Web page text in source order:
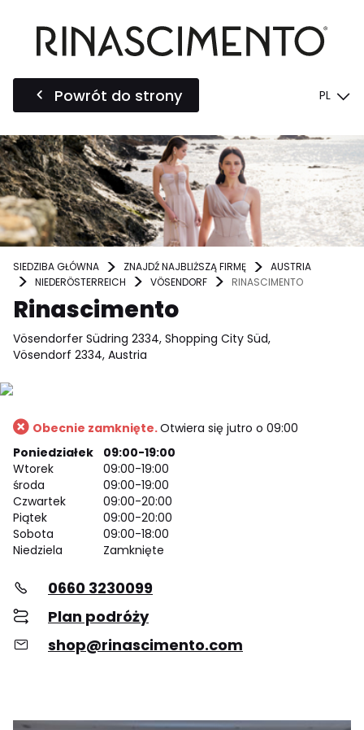
Powrót do strony PL
SIEDZIBA GŁÓWNA ZNAJDŹ NAJBLIŻSZĄ FIRMĘ
AUSTRIA
NIEDERÖSTERREICH
VÖSENDORF RINASCIMENTO
Rinascimento
Vösendorfer Südring 2334, Shopping City Süd,
Vösendorf 2334, Austria
Obecnie zamknięte.Otwiera się jutro o 09:00
Poniedziałek
09:00-19:00
Wtorek
09:00-19:00
środa
09:00-19:00
Czwartek
09:00-20:00
Piątek
09:00-20:00
Sobota
09:00-18:00
Niedziela
Zamknięte
0660 3230099
Plan podróży
shop@rinascimento.com